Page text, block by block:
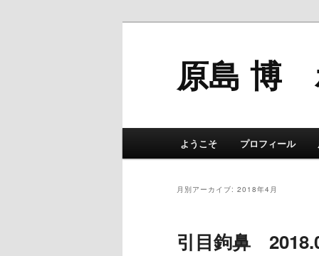
原島 博
メインメニュー
メインコンテンツへ移動
サブコンテンツへ移動
ようこそ プロフィール
月別アーカイブ: 2018年4月
引目鉤鼻